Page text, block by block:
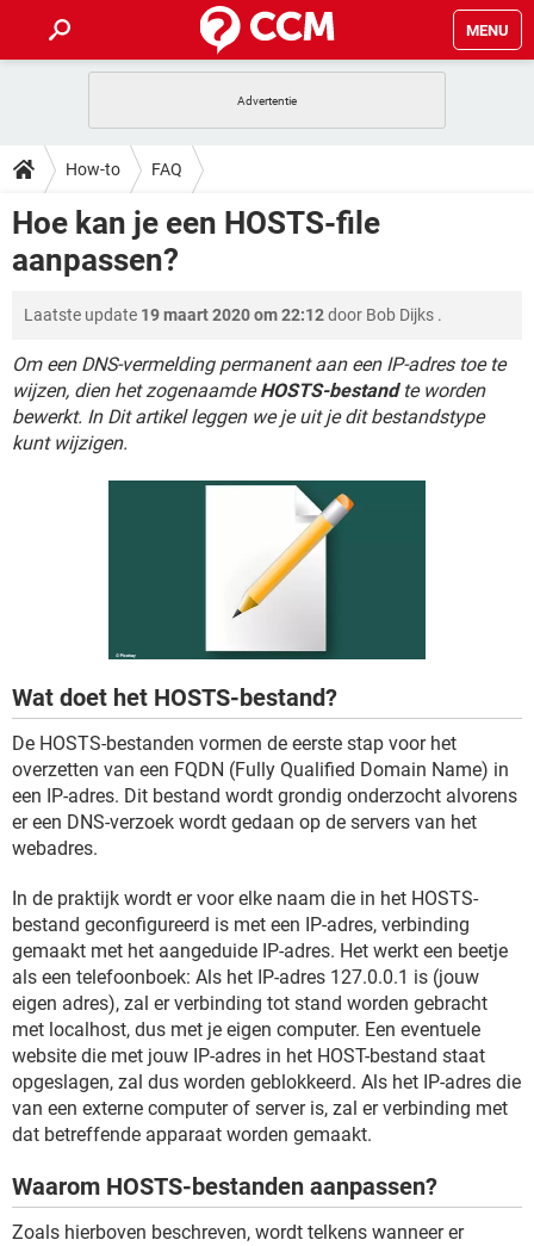
MENU
INSTAGRAM
NETFLIX CORONAVIRUS
GRATIS
HOW-TO
VIDEOBELLEN
INSTAGRAM WINDOWS 10
NETFLIX
GRATIS SNAPCHAT
TIKTOK
DOWNLOADS
VIDEOBELLEN
GRATIS SNAPCHAT
TIKTOK
FORUM
VIDEOBELLEN GAMES
INSTAGRAM WINDOWS 10
NETFLIX CORONAVIRUS
GRATIS
VIDEOBELLEN GAMES
INSTAGRAM WINDOWS 10
SNAPCHAT
How-to FAQ
Hoe kan je een HOSTS-file
aanpassen?
Laatste update 19 maart 2020 om 22:12door Bob Dijks .
Om een DNS-vermelding permanent aan een IP-adres toe te
wijzen, dien het zogenaamdeHOSTS-bestandte worden
bewerkt. In Dit artikel leggen we je uit je dit bestandstype
kunt wijzigen.
Wat doet het HOSTS-bestand?
De HOSTS-bestanden vormen de eerste stap voor het
overzetten van een FQDN (Fully Qualified Domain Name) in
een IP-adres. Dit bestand wordt grondig onderzocht alvorens
er een DNS-verzoek wordt gedaan op de servers van het
webadres.
In de praktijk wordt er voor elke naam die in het HOSTS-
bestand geconfigureerd is met een IP-adres, verbinding
gemaakt met het aangeduide IP-adres. Het werkt een beetje
als een telefoonboek: Als het IP-adres 127.0.0.1 is (jouw
eigen adres), zal er verbinding tot stand worden gebracht
met localhost, dus met je eigen computer. Een eventuele
website die met jouw IP-adres in het HOST-bestand staat
opgeslagen, zal dus worden geblokkeerd. Als het IP-adres die
van een externe computer of server is, zal er verbinding met
dat betreffende apparaat worden gemaakt.
Waarom HOSTS-bestanden aanpassen?
Zoals hierboven beschreven, wordt telkens wanneer er